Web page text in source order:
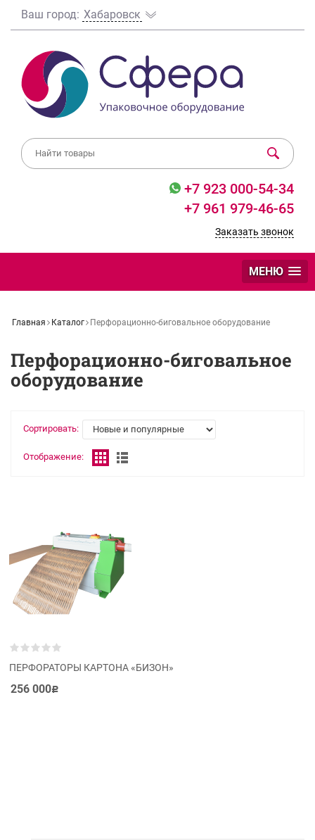
Ваш город: Хабаровск
+7 923 000-54-34
+7 961 979-46-65
Заказать звонок
МЕНЮ
Главная Каталог Перфорационно-биговальное оборудование
Перфорационно-биговальное
оборудование
Сортировать:
Отображение:
ПЕРФОРАТОРЫ КАРТОНА «БИЗОН»
256 000Р